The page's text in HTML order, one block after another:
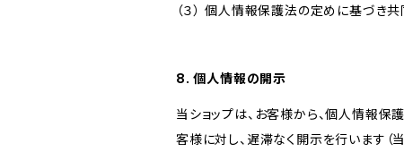
（３） 個人情報保護法の定めに基づき
8. 個人情報の開示
当ショップは、お客様から、個人情報
客様に対し、遅滞なく開示を行います（